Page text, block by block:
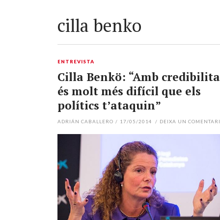
cilla benko
ENTREVISTA
Cilla Benkö: “Amb
és molt més difícil que els
polítics t’ataquin”
ADRIÁN CABALLERO / 17/05/2014 / DEIXA UN